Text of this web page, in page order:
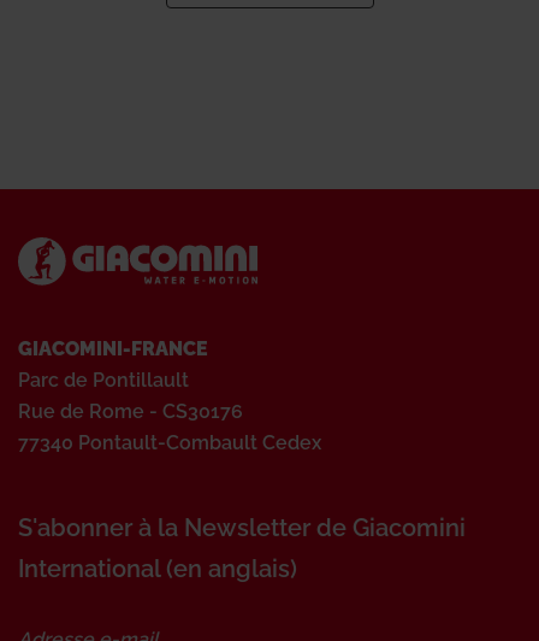
GIACOMINI-FRANCE
Parc de Pontillault
Rue de Rome - CS30176
77340 Pontault-Combault Cedex
S'abonner à la Newsletter de Giacomini
International (en anglais)